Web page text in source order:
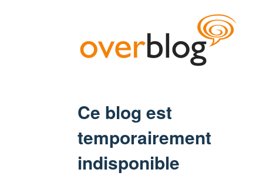
Ce blog est
temporairement
indisponible